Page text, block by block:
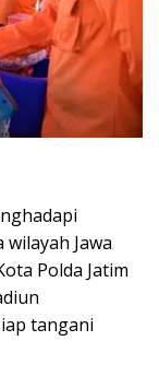
Jawa
Polda Jatim
tangani